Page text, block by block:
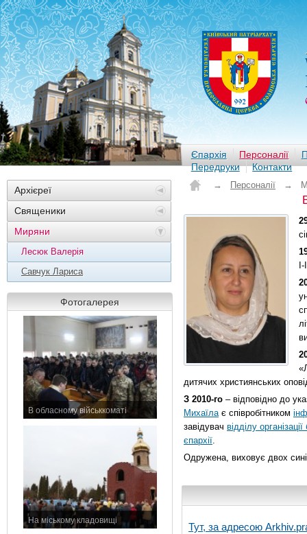
Єпархія Персоналії
Передруки
Контакти
Архієреї
Священики
Миряни
Лесюк Валерія
Савчук Лариса
Фотогалерея
В обласному військкоматі
На міському кладовищі
→ Персоналії →
дитячих християнських
З 2010-го – відповідно до
Михаїлає співробітником
завідувач відділу
єпархії.
Одружена, виховує двох
Тут, за адресою